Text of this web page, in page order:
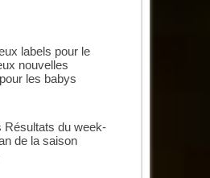
labels pour le
nouvelles
les babys
Résultats du week-
de la saison